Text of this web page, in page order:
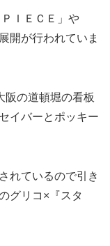
ＩＥＣＥ」や
開が行われていま
阪の道頓堀の看板
イバーとポッキー
れているので引き
グリコ×『スタ